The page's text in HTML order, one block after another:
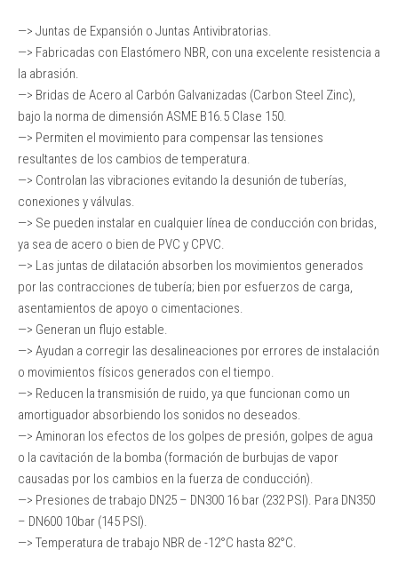
—> Juntas de Expansión o Juntas Antivibratorias.
—> Fabricadas con Elastómero NBR, con una excelente resistencia a
la abrasión.
—> Bridas de Acero al Carbón Galvanizadas (Carbon Steel Zinc),
bajo la norma de dimensión ASME B16.5 Clase 150.
—> Permiten el movimiento para compensar las tensiones
resultantes de los cambios de temperatura.
—> Controlan las vibraciones evitando la desunión de tuberías,
conexiones y válvulas.
—> Se pueden instalar en cualquier línea de conducción con bridas,
ya sea de acero o bien de PVC y CPVC.
—> Las juntas de dilatación absorben los movimientos generados
por las contracciones de tubería; bien por esfuerzos de carga,
asentamientos de apoyo o cimentaciones.
—> Generan un flujo estable.
—> Ayudan a corregir las desalineaciones por errores de instalación
o movimientos físicos generados con el tiempo.
—> Reducen la transmisión de ruido, ya que funcionan como un
amortiguador absorbiendo los sonidos no deseados.
—> Aminoran los efectos de los golpes de presión, golpes de agua
o la cavitación de la bomba (formación de burbujas de vapor
causadas por los cambios en la fuerza de conducción).
—> Presiones de trabajo DN25 – DN300 16 bar (232 PSI). Para DN350
– DN600 10bar (145 PSI).
—> Temperatura de trabajo NBR de -12°C hasta 82°C.